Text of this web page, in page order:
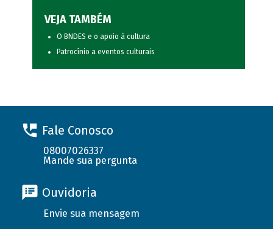
VEJA TAMBÉM
O BNDES e o apoio à cultura
Patrocínio a eventos culturais
Fale Conosco
08007026337
Mande sua pergunta
Ouvidoria
Envie sua mensagem